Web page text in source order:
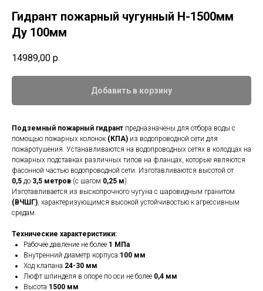
Гидрант пожарный чугунный H-1500мм
Ду 100мм
14989,00 р.
Добавить в корзину
Подземный пожарный гидрант предназначены для отбора воды с
помощью пожарных колонок (КПА) из водопроводной сети для
пожаротушения. Устанавливаются на водопроводных сетях в колодцах на
пожарных подставках различных типов на фланцах, которые являются
фасонной частью водопроводной сети. Изготавливаются высотой от
0,5 до 3,5 метров (с шагом 0,25 м).
Изготавливается из выскопрочного чугуна с шаровидным гранитом
(ВЧШГ), характеризующимся высокой устойчивостью к агрессивным
средам.
Технические характеристики:
Рабочее давление не более 1 МПа
Внутренний диаметр корпуса 100 мм
Ход клапана 24-30 мм
Люфт шпинделя в опоре по оси не более 0,4 мм
Высота 1500 мм